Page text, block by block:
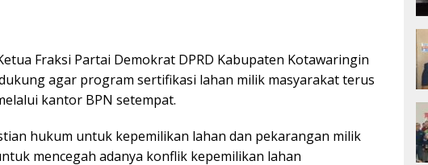
Fraksi Partai Demokrat DPRD Kabupaten Kotawaringin
agar program sertifikasi lahan milik masyarakat terus
kantor BPN setempat.
hukum untuk kepemilikan lahan dan pekarangan milik
mencegah adanya konflik kepemilikan lahan